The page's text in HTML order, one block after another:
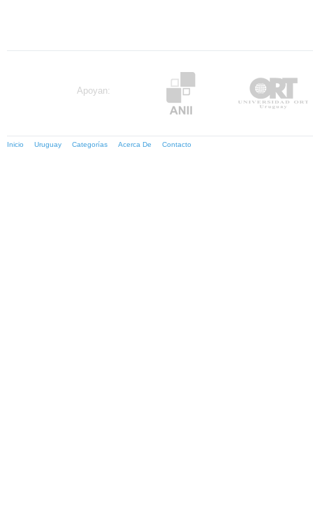
Apoyan:
Inicio Uruguay Categorías Acerca De Contacto